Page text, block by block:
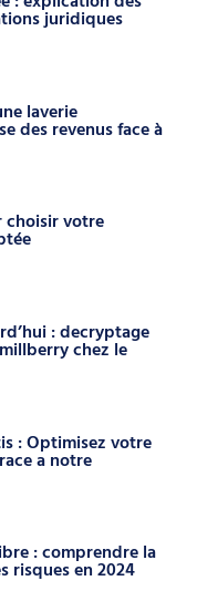
juridiques
laverie
des revenus face à
choisir votre
: decryptage
chez le
: Optimisez votre
a notre
: comprendre la
risques en 2024